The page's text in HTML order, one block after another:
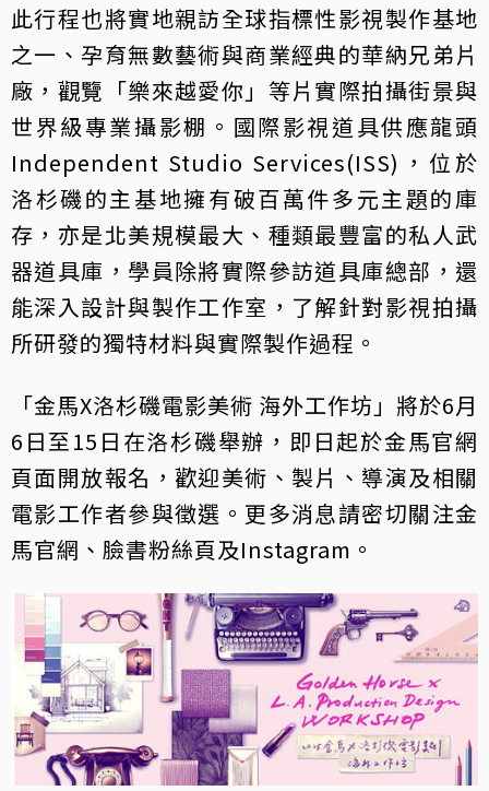
此行程也將實地親訪全球指標性影視製作基地
之一、孕育無數藝術與商業經典的華納兄弟片
廠，觀覽「樂來越愛你」等片實際拍攝街景與
世界級專業攝影棚。國際影視道具供應龍頭
Independent Studio Services(ISS)，位於
洛杉磯的主基地擁有破百萬件多元主題的庫
存，亦是北美規模最大、種類最豐富的私人武
器道具庫，學員除將實際參訪道具庫總部，還
能深入設計與製作工作室，了解針對影視拍攝
所研發的獨特材料與實際製作過程。
「金馬X洛杉磯電影美術 海外工作坊」將於6月
6日至15日在洛杉磯舉辦，即日起於金馬官網
頁面開放報名，歡迎美術、製片、導演及相關
電影工作者參與徵選。更多消息請密切關注金
馬官網、臉書粉絲頁及Instagram。